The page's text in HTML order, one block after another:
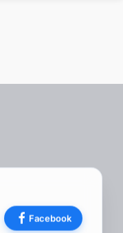
Facebook